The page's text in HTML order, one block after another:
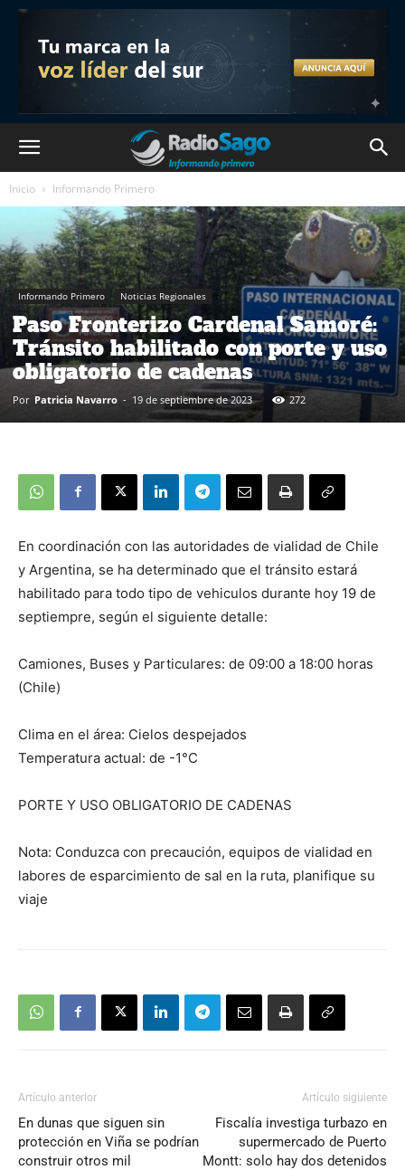
Inicio Informando Primero
Informando Primero Noticias Regionales
Paso Fronterizo Cardenal Samoré:
Tránsito habilitado con porte y uso
obligatorio de cadenas
Por Patricia Navarro - 19 de septiembre de 2023 272
En coordinación con las autoridades de vialidad de Chile
y Argentina, se ha determinado que el tránsito estará
habilitado para todo tipo de vehiculos durante hoy 19 de
septiempre, según el siguiente detalle:
Camiones, Buses y Particulares: de 09:00 a 18:00 horas
(Chile)
Clima en el área: Cielos despejados
Temperatura actual: de -1°C
PORTE Y USO OBLIGATORIO DE CADENAS
Nota: Conduzca con precaución, equipos de vialidad en
labores de esparcimiento de sal en la ruta, planifique su
viaje
Artículo anterior
En dunas que siguen sin
protección en Viña se podrían
construir otros mil
Artículo siguiente
Fiscalía investiga turbazo en
supermercado de Puerto
Montt: solo hay dos detenidos